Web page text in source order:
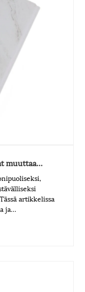
muuttaa
artikkelissa
ja
tietoisi......